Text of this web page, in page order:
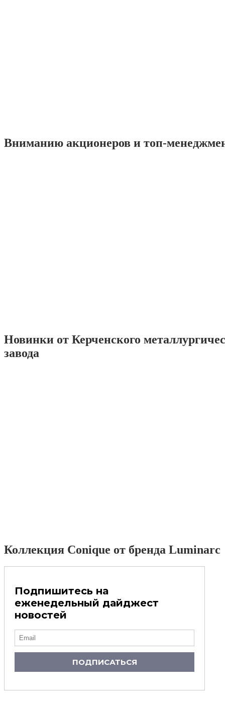
Вниманию акционеров и топ-
Новинки от Керченского
завода
Коллекция Conique от бренда Luminarc
Подпишитесь на
еженедельный дайджест
новостей
ПОДПИСАТЬСЯ